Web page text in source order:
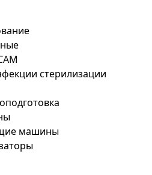
стерилизации
машины